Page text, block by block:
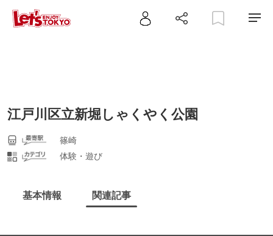
江戸川区立新堀しゃくやく公園
篠崎
体験・遊び
基本情報 関連記事